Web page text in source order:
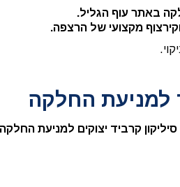
מקצועי של הרצפה.
למניעת החלקה
סיליקון קרביד יצוקים למניעת החלקה